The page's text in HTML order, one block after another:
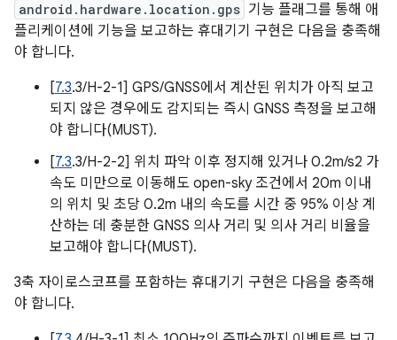
android.hardware.location.gps 기능 플래그를 통해 애
플리케이션에 기능을 보고하는 휴대기기 구현은 다음을 충족해
야 합니다.
[7.3.3/H-2-1] GPS/GNSS에서 계산된 위치가 아직 보고
되지 않은 경우에도 감지되는 즉시 GNSS 측정을 보고해
야 합니다(MUST).
[7.3.3/H-2-2] 위치 파악 이후 정지해 있거나 0.2m/s2 가
속도 미만으로 이동해도 open-sky 조건에서 20m 이내
의 위치 및 초당 0.2m 내의 속도를 시간 중 95% 이상 계
산하는 데 충분한 GNSS 의사 거리 및 의사 거리 비율을
보고해야 합니다(MUST).
3축 자이로스코프를 포함하는 휴대기기 구현은 다음을 충족해
야 합니다.